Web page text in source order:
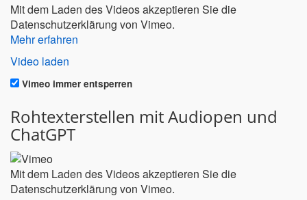
Mit dem Laden des Videos akzeptieren Sie die
Datenschutzerklärung von Vimeo.
Mehr erfahren
Video laden
Vimeo immer entsperren
Rohtexterstellen mit Audiopen und
ChatGPT
Mit dem Laden des Videos akzeptieren Sie die
Datenschutzerklärung von Vimeo.